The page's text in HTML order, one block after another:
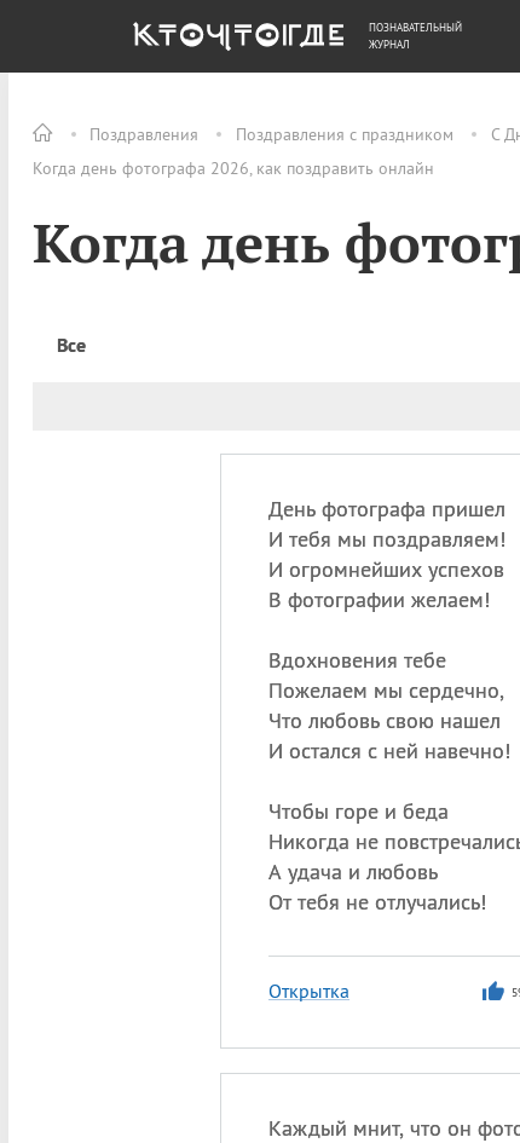
Поздравления Поздравления с праздником
С
Когда день фотографа 2026, как поздравить онлайн
Когда день
Все
День фотографа пришел
И тебя мы поздравляем!
И огромнейших успехов
В фотографии желаем!
Вдохновения тебе
Пожелаем мы сердечно,
Что любовь свою нашел
И остался с ней навечно!
Чтобы горе и беда
Никогда не
А удача и любовь
От тебя не отлучались!
Открытка
Каждый мнит, что он
ОБЩЕСТВО ДЕНЬГИ
ПОЗНАВАТЕЛЬНЫЙ
ЖУРНАЛ